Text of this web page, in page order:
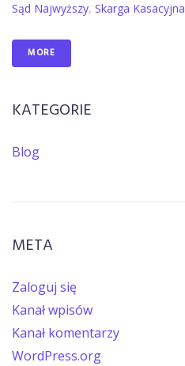
Sąd Najwyższy, Skarga Kasacyjna
MORE
KATEGORIE
Blog
META
Zaloguj się
Kanał wpisów
Kanał komentarzy
WordPress.org